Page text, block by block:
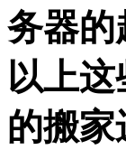
务器的
以上
的搬